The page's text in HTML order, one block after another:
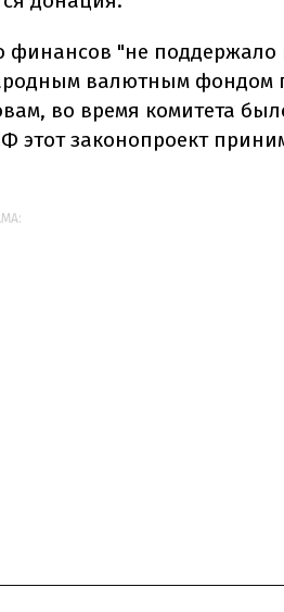
финансов "не поддержало
валютным фондом
во время комитета
этот законопроект